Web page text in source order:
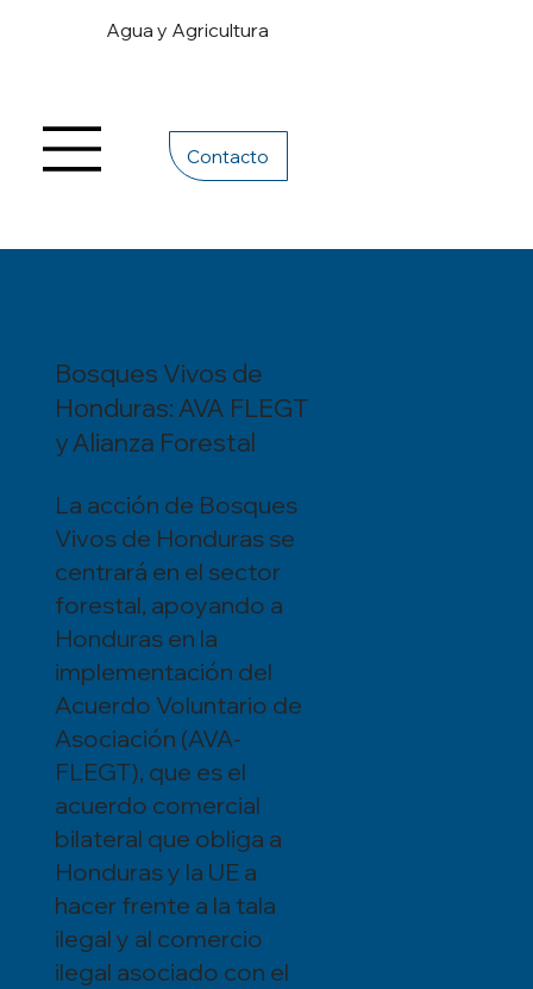
Agua y Agricultura
Contacto
Bosques Vivos de
Honduras: AVA FLEGT
y Alianza Forestal
La acción de Bosques
Vivos de Honduras se
centrará en el sector
forestal, apoyando a
Honduras en la
implementación del
Acuerdo Voluntario de
Asociación (AVA-
FLEGT), que es el
acuerdo comercial
bilateral que obliga a
Honduras y la UE a
hacer frente a la tala
ilegal y al comercio
ilegal asociado con el